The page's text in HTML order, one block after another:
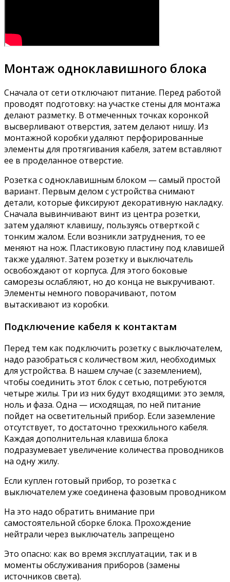
Монтаж одноклавишного блока
Сначала от сети отключают питание. Перед работой
проводят подготовку: на участке стены для монтажа
делают разметку. В отмеченных точках коронкой
высверливают отверстия, затем делают нишу. Из
монтажной коробки удаляют перфорированные
элементы для протягивания кабеля, затем вставляют
ее в проделанное отверстие.
Розетка с одноклавишным блоком — самый простой
вариант. Первым делом с устройства снимают
детали, которые фиксируют декоративную накладку.
Сначала вывинчивают винт из центра розетки,
затем удаляют клавишу, пользуясь отверткой с
тонким жалом. Если возникли затруднения, то ее
меняют на нож. Пластиковую пластину под клавишей
также удаляют. Затем розетку и выключатель
освобождают от корпуса. Для этого боковые
саморезы ослабляют, но до конца не выкручивают.
Элементы немного поворачивают, потом
вытаскивают из коробки.
Подключение кабеля к контактам
Перед тем как подключить розетку с выключателем,
надо разобраться с количеством жил, необходимых
для устройства. В нашем случае (с заземлением),
чтобы соединить этот блок с сетью, потребуются
четыре жилы. Три из них будут входящими: это земля,
ноль и фаза. Одна — исходящая, по ней питание
пойдет на осветительный прибор. Если заземление
отсутствует, то достаточно трехжильного кабеля.
Каждая дополнительная клавиша блока
подразумевает увеличение количества проводников
на одну жилу.
Если куплен готовый прибор, то розетка с
выключателем уже соединена фазовым проводником
На это надо обратить внимание при
самостоятельной сборке блока. Прохождение
нейтрали через выключатель запрещено
Это опасно: как во время эксплуатации, так и в
моменты обслуживания приборов (замены
источников света).